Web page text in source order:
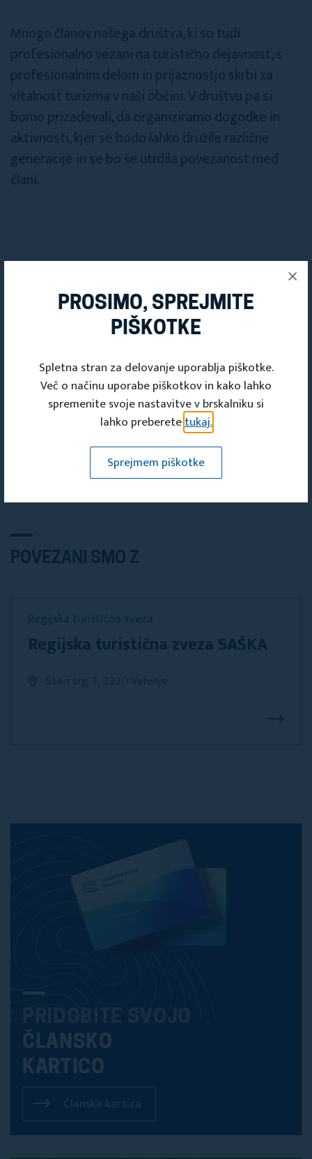
Mnogo članov našega društva, ki so tudi
profesionalno vezani na turistično dejavnost, s
profesionalnim delom in prijaznostjo skrbi za
vitalnost turizma v naši občini. V društvu pa si
bomo prizadevali, da organiziramo dogodke in
aktivnosti, kjer se bodo lahko družile različne
generacije in se bo še utrdila povezanost med
člani.
Deli s prijatelji
Turistična društva
POVEZANI SMO Z
Regijska turistična zveza
Regijska turistična zveza SAŠKA
ČLANSKO
KARTICO
Članska kartica
PROSIMO, SPREJMITE
PIŠKOTKE
Spletna stran za delovanje uporablja piškotke.
Več o načinu uporabe piškotkov in kako lahko
spremenite svoje nastavitve v brskalniku si
lahko preberetetukaj.
Sprejmem piškotke